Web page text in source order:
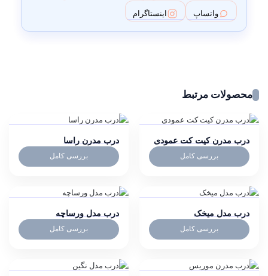
واتساپ اینستاگرام
محصولات مرتبط
درب مدرن کیت کت عمودی
بررسی کامل
درب مدرن راسا
بررسی کامل
درب مدل میخک
بررسی کامل
درب مدل ورساچه
بررسی کامل